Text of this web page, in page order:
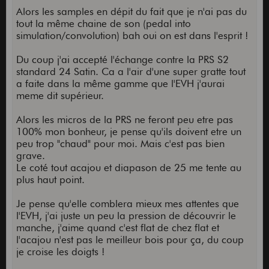
Alors les samples en dépit du fait que je n'ai pas du
tout la même chaine de son (pedal into
simulation/convolution) bah oui on est dans l'esprit !
Du coup j'ai accepté l'échange contre la PRS S2
standard 24 Satin. Ca a l'air d'une super gratte tout
a faite dans la même gamme que l'EVH j'aurai
meme dit supérieur.
Alors les micros de la PRS ne feront peu etre pas
100% mon bonheur, je pense qu'ils doivent etre un
peu trop "chaud" pour moi. Mais c'est pas bien
grave.
Le coté tout acajou et diapason de 25 me tente au
plus haut point.
Je pense qu'elle comblera mieux mes attentes que
l'EVH, j'ai juste un peu la pression de découvrir le
manche, j'aime quand c'est flat de chez flat et
l'acajou n'est pas le meilleur bois pour ça, du coup
je croise les doigts !